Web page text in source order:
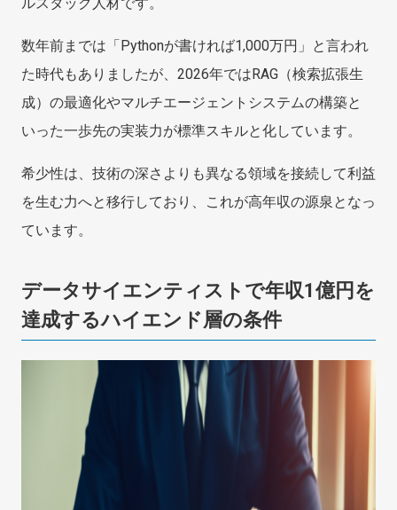
数年前までは「Pythonが書ければ1,000万円」と言われ
た時代もありましたが、2026年ではRAG（検索拡張生
成）の最適化やマルチエージェントシステムの構築と
いった一歩先の実装力が標準スキルと化しています。
希少性は、技術の深さよりも異なる領域を接続して利益
を生む力へと移行しており、これが高年収の源泉となっ
ています。
データサイエンティストで年収1億円を
達成するハイエンド層の条件